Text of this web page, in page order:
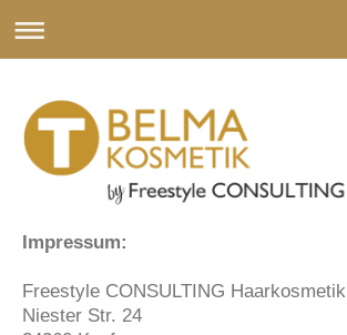
Impressum:
Freestyle CONSULTING Haarkosmetik
Niester Str. 24